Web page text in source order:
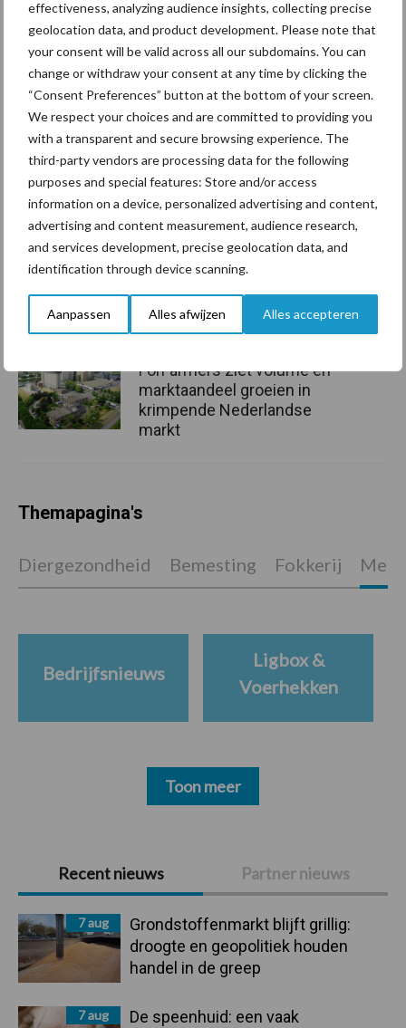
effectiveness, analyzing audience insights, collecting precise
geolocation data, and product development. Please note that
your consent will be valid across all our subdomains. You can
change or withdraw your consent at any time by clicking the
“Consent Preferences” button at the bottom of your screen.
We respect your choices and are committed to providing you
with a transparent and secure browsing experience. The
third-party vendors are processing data for the following
purposes and special features: Store and/or access
information on a device, personalized advertising and content,
advertising and content measurement, audience research,
and services development, precise geolocation data, and
identification through device scanning.
Aanpassen Alles afwijzen Alles accepteren
Bron:dlvadvies
Primaire
Sidebar
Recent nieuws Partner nieuws
7 aug
Grondstoffenmarkt blijft grillig:
droogte en geopolitiek houden
handel in de greep
7 aug
De speenhuid: een vaak
Aanbevolen voor jou!
Grondstoffenmarkt blijft
grillig: droogte en
geopolitiek houden handel
in de greep
De speenhuid: een vaak
onderschatte risicofactor
voor mastitis
ForFarmers ziet volume en
marktaandeel groeien in
krimpende Nederlandse
markt
Themapagina's
Diergezondheid Bemesting Fokkerij
Bedrijfsnieuws
Ligbox &
Voerhekken
Toon meer